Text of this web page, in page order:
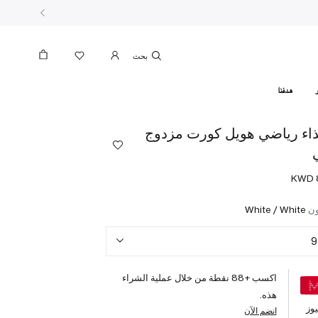
هدفنا
رياضي هويل كورت مزدوج
White / White
9
اكسب +88 نقطة من خلال عملية الشراء
هذه.
انضم الآن